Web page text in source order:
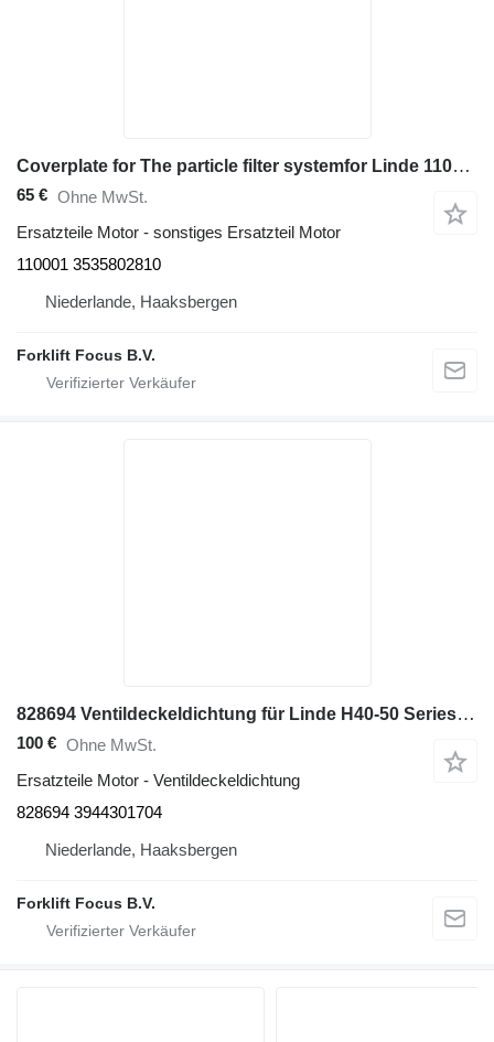
Coverplate for The particle filter systemfor Linde 110001 für Linde Linde H50-80, Series 353-02 Diesel-Gabelstapler
65 € Ohne MwSt.
Ersatzteile Motor - sonstiges Ersatzteil Motor
110001 3535802810
Niederlande, Haaksbergen
Forklift Focus B.V.
828694 Ventildeckeldichtung für Linde H40-50 Series 394 Diesel-Gabelstapler
100 € Ohne MwSt.
Ersatzteile Motor - Ventildeckeldichtung
828694 3944301704
Niederlande, Haaksbergen
Forklift Focus B.V.